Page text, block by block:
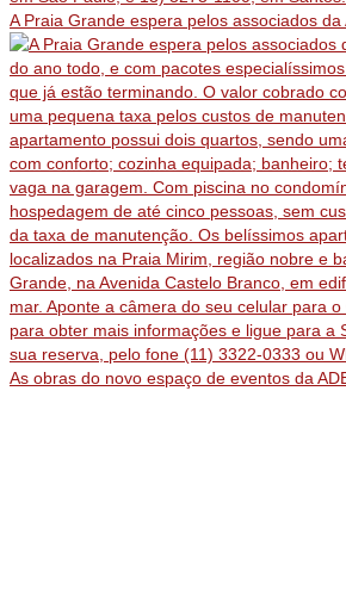
A Praia Grande espera pelos associados da
As obras do novo espaço de eventos da